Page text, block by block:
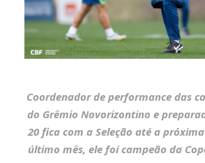
Coordenador de performance das
do Grêmio Novorizontino e
20 fica com a Seleção até a
último mês, ele foi campeão da